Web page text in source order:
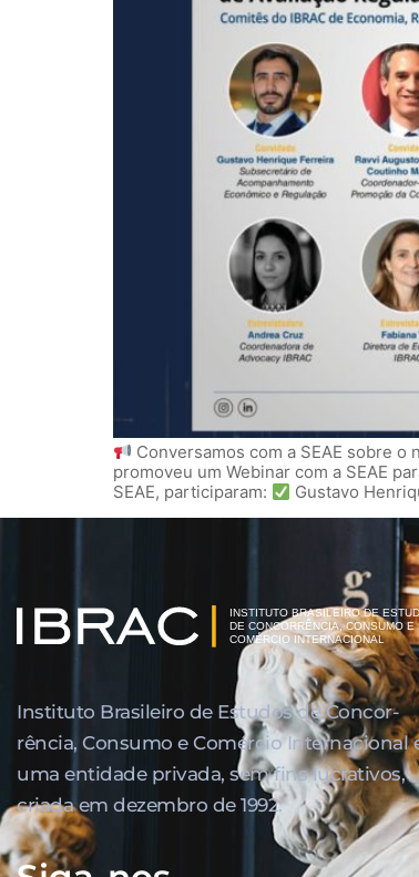
Conversamos com a SEAE sobre
promoveu um Webinar com a SEAE
SEAE, participaram:
Gustavo
Instituto Brasileiro de Estudos de Concor­
rência, Consumo e Comércio Internacional
uma entidade privada, sem fins lucrativos,
criada em dezembro de 1992.